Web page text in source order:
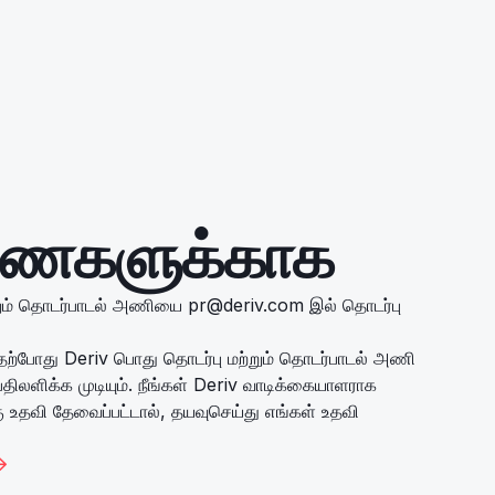
தொடர்பாடல் அணியை pr@deriv.com இல் தொடர்பு
Deriv பொது தொடர்பு மற்றும் தொடர்பாடல் அணி
முடியும். நீங்கள் Deriv வாடிக்கையாளராக
தேவைப்பட்டால், தயவுசெய்து எங்கள் உதவி